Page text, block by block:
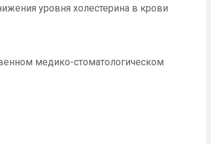
уровня холестерина в крови
медико-стоматологическом